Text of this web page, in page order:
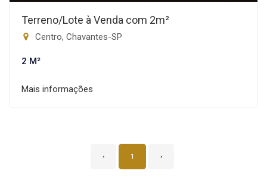
Terreno/Lote à Venda com 2m²
Centro, Chavantes-SP
2 M²
Mais informações
‹ 1 ›